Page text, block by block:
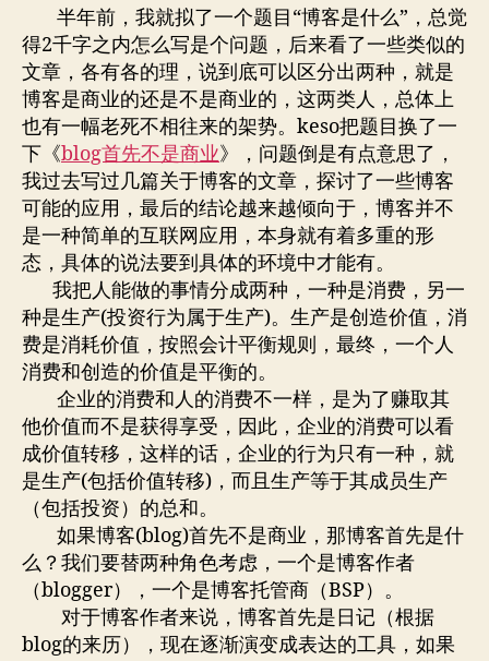
什
么
半年前，我就拟了一个题目“博客是什么”，总觉
得2千字之内怎么写是个问题，后来看了一些类似的
文章，各有各的理，说到底可以区分出两种，就是
博客是商业的还是不是商业的，这两类人，总体上
也有一幅老死不相往来的架势。keso把题目换了一
下《blog首先不是商业》，问题倒是有点意思了，
我过去写过几篇关于博客的文章，探讨了一些博客
可能的应用，最后的结论越来越倾向于，博客并不
是一种简单的互联网应用，本身就有着多重的形
态，具体的说法要到具体的环境中才能有。
我把人能做的事情分成两种，一种是消费，另一
种是生产(投资行为属于生产)。生产是创造价值，消
费是消耗价值，按照会计平衡规则，最终，一个人
消费和创造的价值是平衡的。
企业的消费和人的消费不一样，是为了赚取其
他价值而不是获得享受，因此，企业的消费可以看
成价值转移，这样的话，企业的行为只有一种，就
是生产(包括价值转移)，而且生产等于其成员生产
（包括投资）的总和。
如果博客(blog)首先不是商业，那博客首先是什
么？我们要替两种角色考虑，一个是博客作者
（blogger），一个是博客托管商（BSP）。
对于博客作者来说，博客首先是日记（根据
blog的来历），现在逐渐演变成表达的工具，如果